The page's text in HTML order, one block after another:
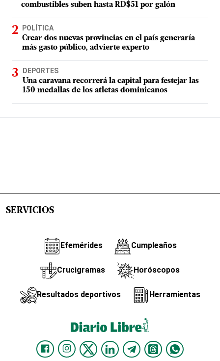
combustibles suben hasta RD$51 por galón
POLÍTICA
Crear dos nuevas provincias en el país generaría
más gasto público, advierte experto
DEPORTES
Una caravana recorrerá la capital para festejar las
150 medallas de los atletas dominicanos
SERVICIOS
Efemérides Cumpleaños
Crucigramas Horóscopos
Resultados deportivos Herramientas